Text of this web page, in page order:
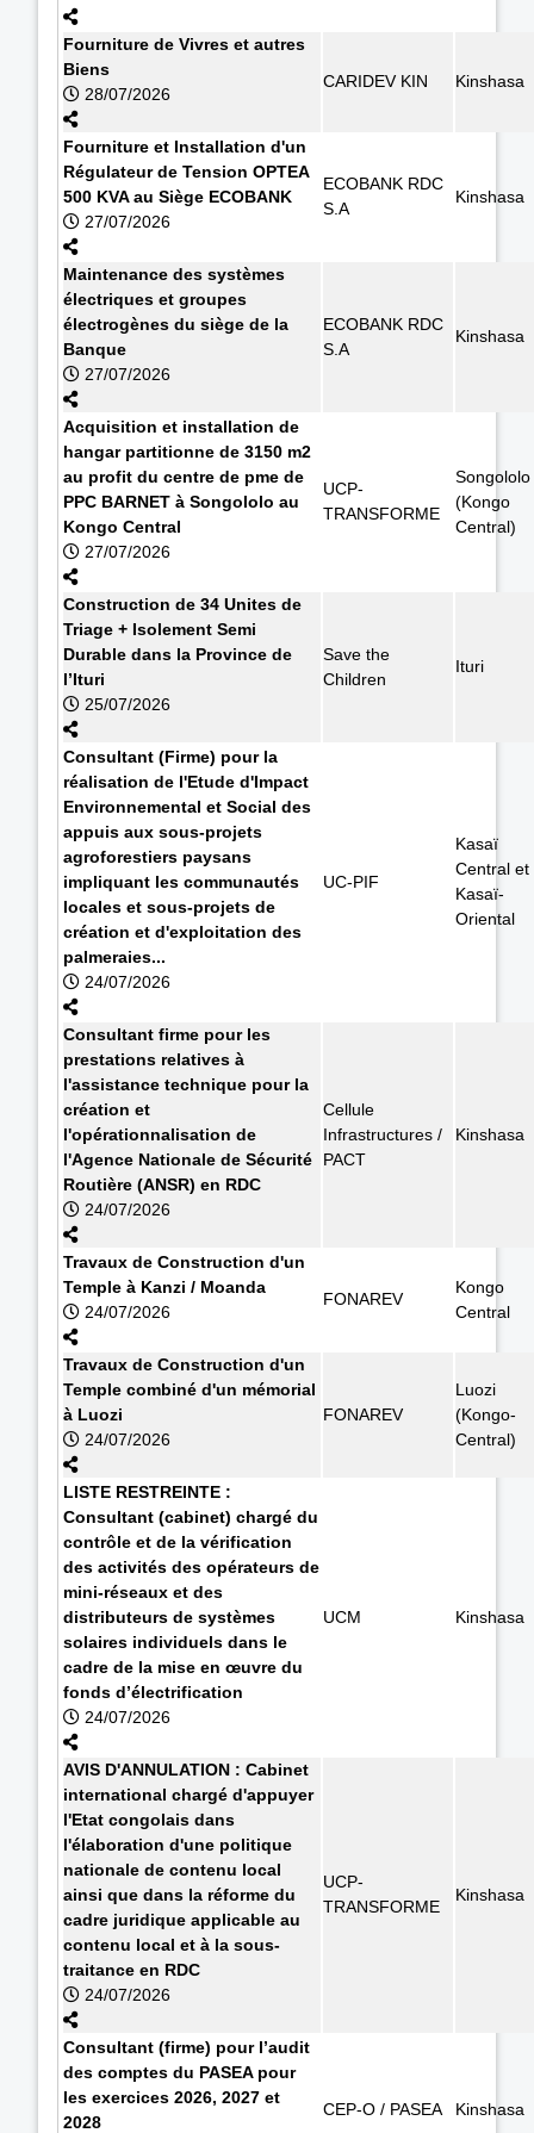
Fourniture de Vivres et autres
Biens
28/07/2026
CARIDEV KIN Kinshasa
Fourniture et Installation d'un
Régulateur de Tension OPTEA
500 KVA au Siège ECOBANK
27/07/2026
ECOBANK RDC
S.A
Kinshasa
Maintenance des systèmes
électriques et groupes
électrogènes du siège de la
Banque
27/07/2026
ECOBANK RDC
S.A
Kinshasa
Acquisition et installation de
hangar partitionne de 3150 m2
au profit du centre de pme de
PPC BARNET à Songololo au
Kongo Central
27/07/2026
UCP-
TRANSFORME
Songololo
(Kongo
Central)
Construction de 34 Unites de
Triage + Isolement Semi
Durable dans la Province de
l’Ituri
25/07/2026
Save the
Children
Ituri
Consultant (Firme) pour la
réalisation de l'Etude d'Impact
Environnemental et Social des
appuis aux sous-projets
agroforestiers paysans
impliquant les communautés
locales et sous-projets de
création et d'exploitation des
palmeraies...
24/07/2026
UC-PIF
Kasaï
Central et
Kasaï-
Oriental
Consultant firme pour les
prestations relatives à
l'assistance technique pour la
création et
l'opérationnalisation de
l'Agence Nationale de Sécurité
Routière (ANSR) en RDC
24/07/2026
Cellule
Infrastructures /
PACT
Kinshasa
Travaux de Construction d'un
Temple à Kanzi / Moanda
24/07/2026
FONAREV
Kongo
Central
Travaux de Construction d'un
Temple combiné d'un mémorial
à Luozi
24/07/2026
FONAREV
Luozi
(Kongo-
Central)
LISTE RESTREINTE :
Consultant (cabinet) chargé du
contrôle et de la vérification
des activités des opérateurs de
mini-réseaux et des
distributeurs de systèmes
solaires individuels dans le
cadre de la mise en œuvre du
fonds d’électrification
24/07/2026
UCM Kinshasa
AVIS D'ANNULATION : Cabinet
international chargé d'appuyer
l'Etat congolais dans
l'élaboration d'une politique
nationale de contenu local
ainsi que dans la réforme du
cadre juridique applicable au
contenu local et à la sous-
traitance en RDC
24/07/2026
UCP-
TRANSFORME
Kinshasa
Consultant (firme) pour l’audit
des comptes du PASEA pour
les exercices 2026, 2027 et
2028
CEP-O / PASEA Kinshasa